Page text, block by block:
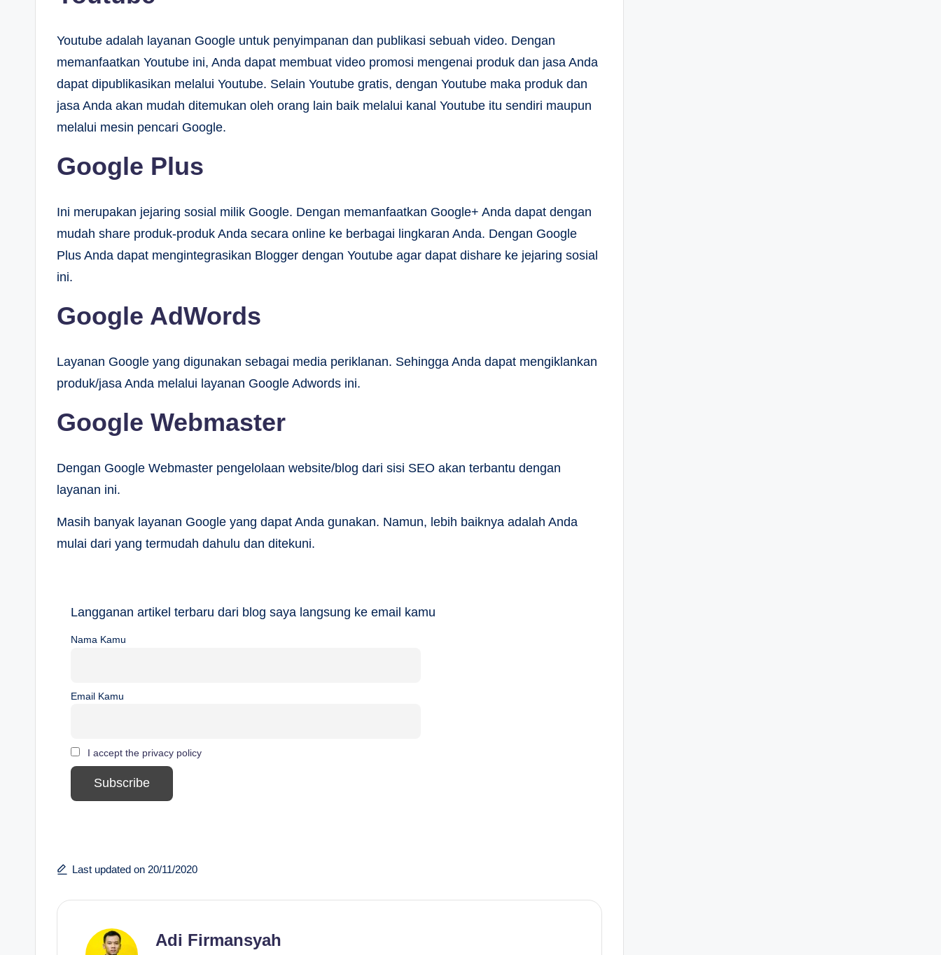
Youtube adalah layanan Google untuk penyimpanan dan publikasi sebuah video. Dengan
memanfaatkan Youtube ini, Anda dapat membuat video promosi mengenai produk dan jasa Anda
dapat dipublikasikan melalui Youtube. Selain Youtube gratis, dengan Youtube maka produk dan
jasa Anda akan mudah ditemukan oleh orang lain baik melalui kanal Youtube itu sendiri maupun
melalui mesin pencari Google.
Google Plus
Ini merupakan jejaring sosial milik Google. Dengan memanfaatkan Google+ Anda dapat dengan
mudah share produk-produk Anda secara online ke berbagai lingkaran Anda. Dengan Google
Plus Anda dapat mengintegrasikan Blogger dengan Youtube agar dapat dishare ke jejaring sosial
ini.
Google AdWords
Layanan Google yang digunakan sebagai media periklanan. Sehingga Anda dapat mengiklankan
produk/jasa Anda melalui layanan Google Adwords ini.
Google Webmaster
Dengan Google Webmaster pengelolaan website/blog dari sisi SEO akan terbantu dengan
layanan ini.
Masih banyak layanan Google yang dapat Anda gunakan. Namun, lebih baiknya adalah Anda
mulai dari yang termudah dahulu dan ditekuni.
Langganan artikel terbaru dari blog saya langsung ke email kamu
Nama Kamu
Email Kamu
I accept the privacy policy
Last updated on 20/11/2020
Adi Firmansyah